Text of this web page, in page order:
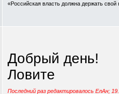
«Российская власть должна держать
Добрый день!
Ловите
Последний раз редактировалось ЕлАн;